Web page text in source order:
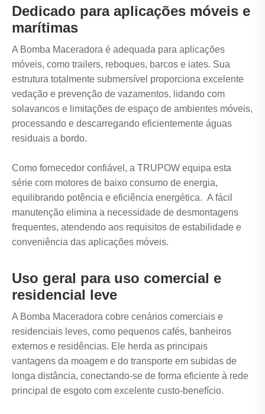
Dedicado para aplicações móveis e
marítimas
A Bomba Maceradora é adequada para aplicações
móveis, como trailers, reboques, barcos e iates. Sua
estrutura totalmente submersível proporciona excelente
vedação e prevenção de vazamentos, lidando com
solavancos e limitações de espaço de ambientes móveis,
processando e descarregando eficientemente águas
residuais a bordo.
Como fornecedor confiável, a TRUPOW equipa esta
série com motores de baixo consumo de energia,
equilibrando potência e eficiência energética. A fácil
manutenção elimina a necessidade de desmontagens
frequentes, atendendo aos requisitos de estabilidade e
conveniência das aplicações móveis.
Uso geral para uso comercial e
residencial leve
A Bomba Maceradora cobre cenários comerciais e
residenciais leves, como pequenos cafés, banheiros
externos e residências. Ele herda as principais
vantagens da moagem e do transporte em subidas de
longa distância, conectando-se de forma eficiente à rede
principal de esgoto com excelente custo-benefício.